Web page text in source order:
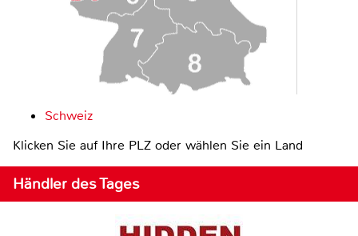
Schweiz
Klicken Sie auf Ihre PLZ oder wählen Sie ein Land
Händler des Tages